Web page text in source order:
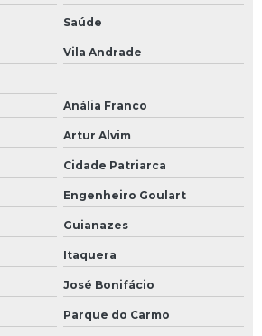
Saúde
Vila Andrade
Anália Franco
Artur Alvim
Cidade Patriarca
Engenheiro Goulart
Guianazes
Itaquera
José Bonifácio
Parque do Carmo